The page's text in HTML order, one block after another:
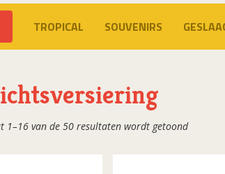
TROPICAL SOUVENIRS
1–16 van de 50 resultaten wordt getoond